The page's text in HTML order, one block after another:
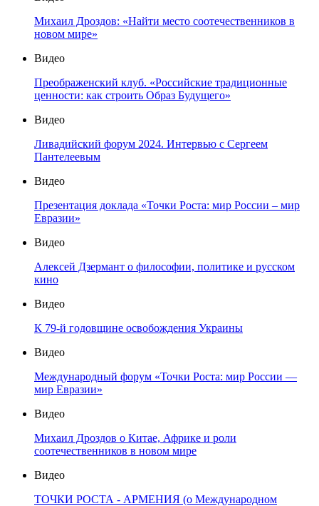
Михаил Дроздов: «Найти место соотечественников в
новом мире»
Видео
Преображенский клуб. «Российские традиционные
ценности: как строить Образ Будущего»
Видео
Ливадийский форум 2024. Интервью с Сергеем
Пантелеевым
Видео
Презентация доклада «Точки Роста: мир России – мир
Евразии»
Видео
Алексей Дзермант о философии, политике и русском
кино
Видео
К 79-й годовщине освобождения Украины
Видео
Международный форум «Точки Роста: мир России —
мир Евразии»
Видео
Михаил Дроздов о Китае, Африке и роли
соотечественников в новом мире
Видео
ТОЧКИ РОСТА - АРМЕНИЯ (о Международном